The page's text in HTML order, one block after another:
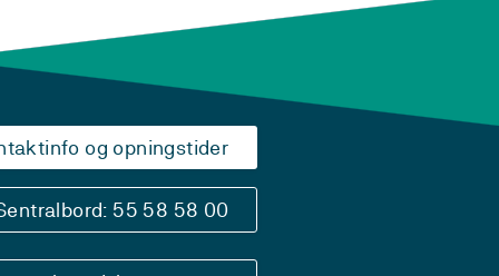
og opningstider
55 58 58 00